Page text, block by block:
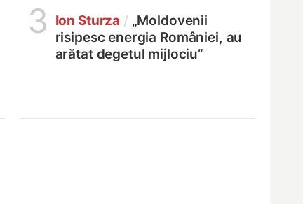
3 Ion Sturza / „Moldovenii
risipesc energia României, au
arătat degetul mijlociu”